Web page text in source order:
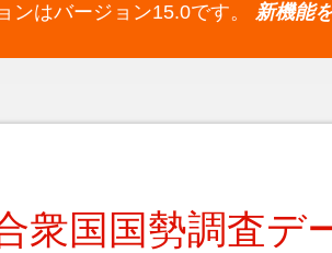
ンはバージョン15.0です。 新機能
衆国国勢調査デ